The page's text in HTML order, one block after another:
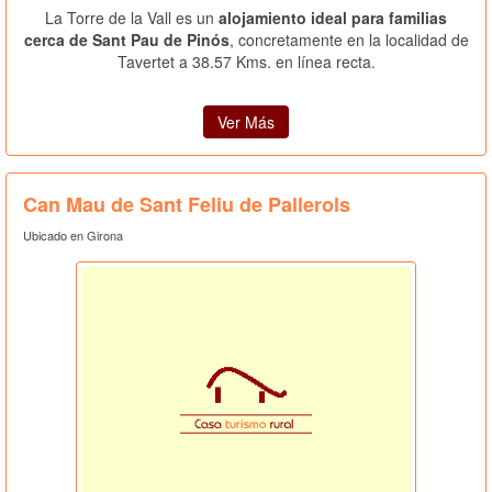
La Torre de la Vall es un alojamiento ideal para familias
cerca de Sant Pau de Pinós, concretamente en la localidad de
Tavertet a 38.57 Kms. en línea recta.
Ver Más
Can Mau de Sant Feliu de Pallerols
Ubicado en Girona